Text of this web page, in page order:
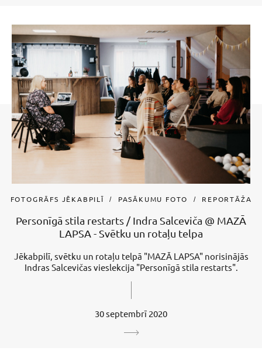
FOTOGRĀFS JĒKABPILĪ PASĀKUMU FOTO REPORTĀŽA
Personīgā stila restarts / Indra Salceviča @ MAZĀ
LAPSA - Svētku un rotaļu telpa
Jēkabpilī, svētku un rotaļu telpā "MAZĀ LAPSA" norisinājās
Indras Salcevičas vieslekcija "Personīgā stila restarts".
30 septembrī 2020